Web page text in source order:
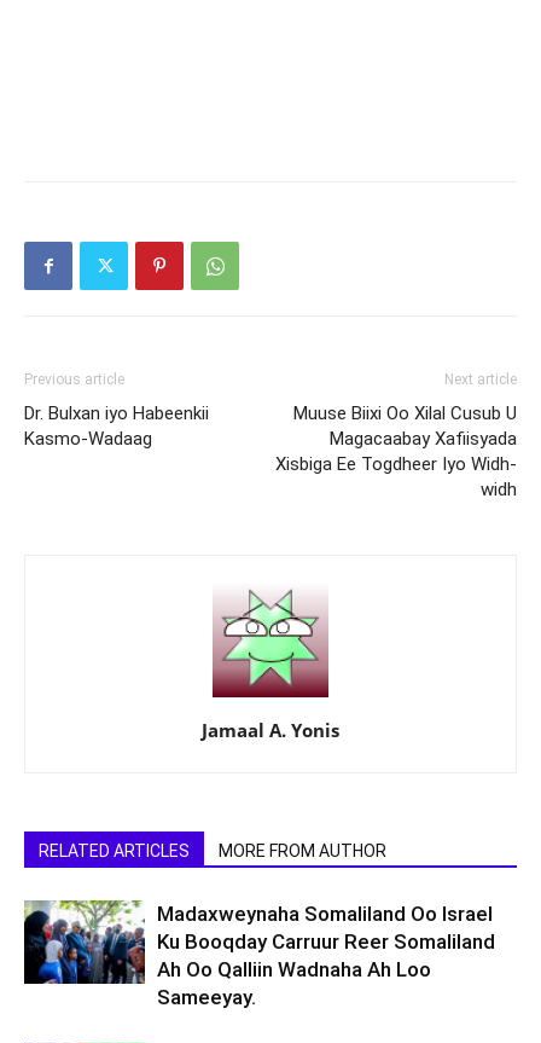
Previous article
Dr. Bulxan iyo Habeenkii
Kasmo-Wadaag
Next article
Muuse Biixi Oo Xilal Cusub U
Magacaabay Xafiisyada
Xisbiga Ee Togdheer Iyo Widh-
widh
Jamaal A. Yonis
RELATED ARTICLES MORE FROM AUTHOR
Madaxweynaha Somaliland Oo Israel
Ku Booqday Carruur Reer Somaliland
Ah Oo Qalliin Wadnaha Ah Loo
Sameeyay.